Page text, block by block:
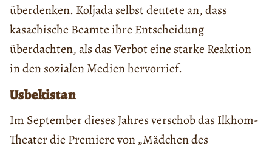
überdenken. Koljada selbst deutete an, dass
kasachische Beamte ihre Entscheidung
überdachten, als das Verbot eine starke Reaktion
in den sozialen Medien hervorrief.
Usbekistan
Im September dieses Jahres verschob das Ilkhom-
Theater die Premiere von „Mädchen des